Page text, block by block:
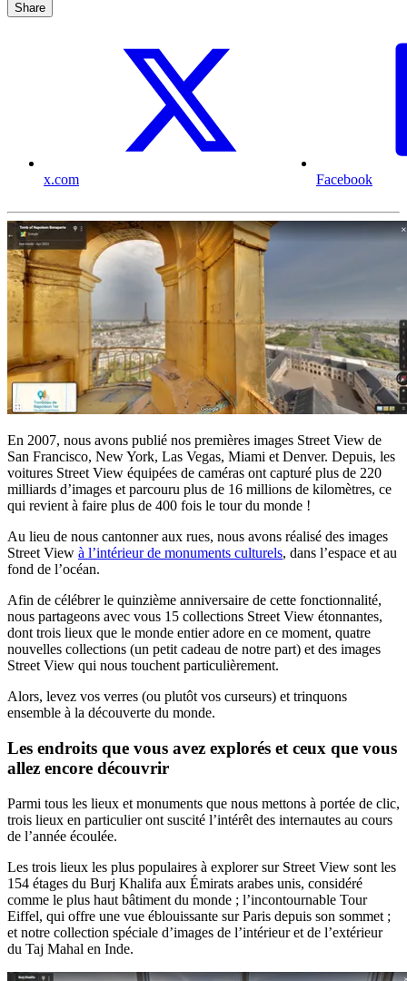
Share
x.com Facebook
En 2007, nous avons publié nos premières images Street View de
San Francisco, New York, Las Vegas, Miami et Denver. Depuis, les
voitures Street View équipées de caméras ont capturé plus de 220
milliards d’images et parcouru plus de 16 millions de kilomètres, ce
qui revient à faire plus de 400 fois le tour du monde !
Au lieu de nous cantonner aux rues, nous avons réalisé des images
Street View à l’intérieur de monuments culturels, dans l’espace et au
fond de l’océan.
Afin de célébrer le quinzième anniversaire de cette fonctionnalité,
nous partageons avec vous 15 collections Street View étonnantes,
dont trois lieux que le monde entier adore en ce moment, quatre
nouvelles collections (un petit cadeau de notre part) et des images
Street View qui nous touchent particulièrement.
Alors, levez vos verres (ou plutôt vos curseurs) et trinquons
ensemble à la découverte du monde.
Les endroits que vous avez explorés et ceux que vous
allez encore découvrir
Parmi tous les lieux et monuments que nous mettons à portée de clic,
trois lieux en particulier ont suscité l’intérêt des internautes au cours
de l’année écoulée.
Les trois lieux les plus populaires à explorer sur Street View sont les
154 étages du Burj Khalifa aux Émirats arabes unis, considéré
comme le plus haut bâtiment du monde ; l’incontournable Tour
Eiffel, qui offre une vue éblouissante sur Paris depuis son sommet ;
et notre collection spéciale d’images de l’intérieur et de l’extérieur
du Taj Mahal en Inde.